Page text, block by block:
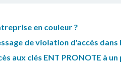
en couleur ?
de violation d'accès dans
aux clés ENT PRONOTE à